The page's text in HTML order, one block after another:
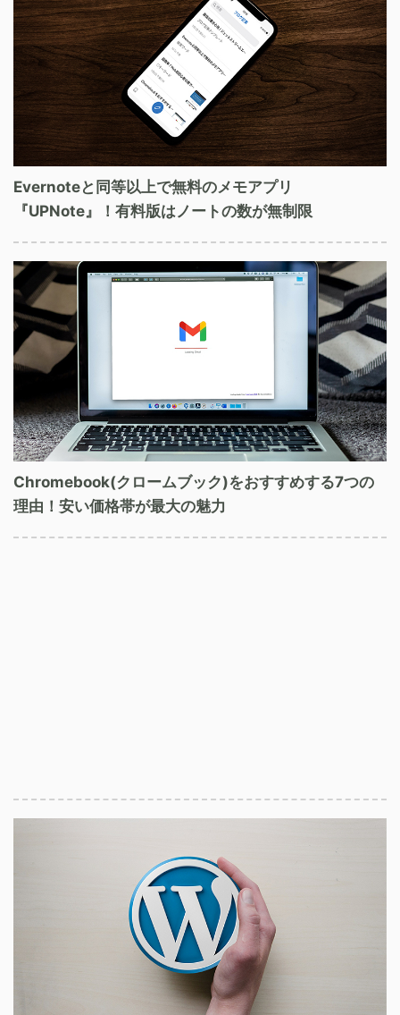
Evernoteと同等以上で無料のメモアプリ
『UPNote』！有料版はノートの数が無制限
Chromebook(クロームブック)をおすすめする7つの
理由！安い価格帯が最大の魅力